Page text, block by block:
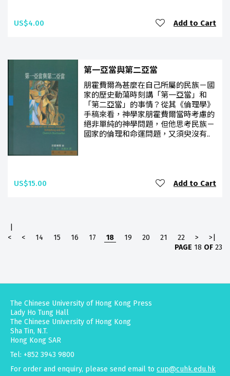
US$4.00 Add to Cart
第一亞當與第二亞當
朋霍費爾為甚麼在自己所屬的民族－國
家的歷史動蕩時刻講「第一亞當」和
「第二亞當」的事情？從其《倫理學》
手稿來看，神學家朋霍費爾當時考慮的
絕非單純的神學問題，但他思考民族－
國家的倫理和命運問題，又須臾沒有..
US$15.00 Add to Cart
<
< 14 15 16 17 18 19 20 21 22 >
>|
PAGE 18 OF 23
The Chinese University of Hong Kong Press
Lady Ho Tung Hall
The Chinese University of Hong Kong
Sha Tin, N.T.
Hong Kong SAR
Tel: +852 3943 9800
For order and enquiry, please send email to cup@cuhk.edu.hk